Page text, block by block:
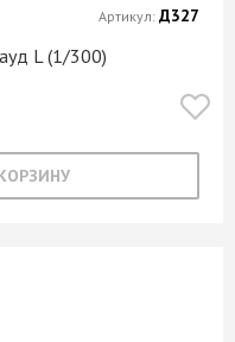
L (1/300)
Артикул: Д327